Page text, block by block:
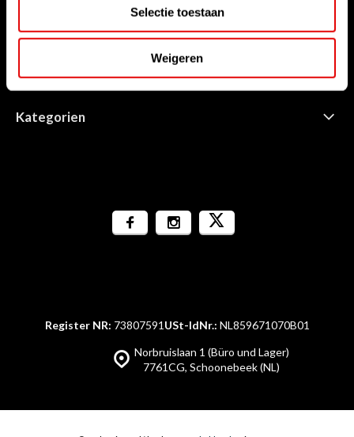
Selectie toestaan
Weigeren
Kundenservice
Informationen
Kategorien
Norbruislaan 1 (Büro und Lager)
7761CG, Schoonebeek (NL)
Register NR: 73807591 USt-IdNr.: NL859671070B01